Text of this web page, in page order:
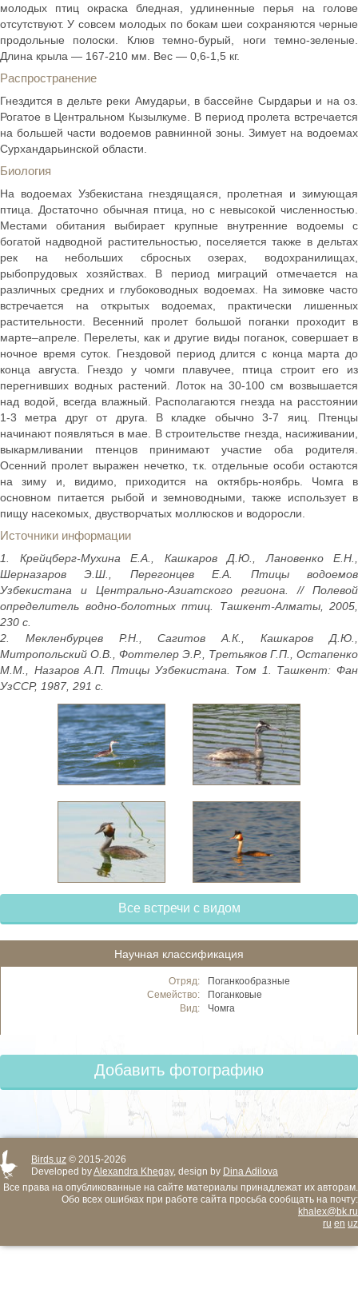
молодых птиц окраска бледная, удлиненные перья на голове
отсутствуют. У совсем молодых по бокам шеи сохраняются черные
продольные полоски. Клюв темно-бурый, ноги темно-зеленые.
Длина крыла — 167-210 мм. Вес — 0,6-1,5 кг.
Распространение
Гнездится в дельте реки Амударьи, в бассейне Сырдарьи и на оз.
Рогатое в Центральном Кызылкуме. В период пролета встречается
на большей части водоемов равнинной зоны. Зимует на водоемах
Сурхандарьинской области.
Биология
На водоемах Узбекистана гнездящаяся, пролетная и зимующая
птица. Достаточно обычная птица, но с невысокой численностью.
Местами обитания выбирает крупные внутренние водоемы с
богатой надводной растительностью, поселяется также в дельтах
рек на небольших сбросных озерах, водохранилищах,
рыбопрудовых хозяйствах. В период миграций отмечается на
различных средних и глубоководных водоемах. На зимовке часто
встречается на открытых водоемах, практически лишенных
растительности. Весенний пролет большой поганки проходит в
марте–апреле. Перелеты, как и другие виды поганок, совершает в
ночное время суток. Гнездовой период длится с конца марта до
конца августа. Гнездо у чомги плавучее, птица строит его из
перегнивших водных растений. Лоток на 30-100 см возвышается
над водой, всегда влажный. Располагаются гнезда на расстоянии
1-3 метра друг от друга. В кладке обычно 3-7 яиц. Птенцы
начинают появляться в мае. В строительстве гнезда, насиживании,
выкармливании птенцов принимают участие оба родителя.
Осенний пролет выражен нечетко, т.к. отдельные особи остаются
на зиму и, видимо, приходится на октябрь-ноябрь. Чомга в
основном питается рыбой и земноводными, также использует в
пищу насекомых, двустворчатых моллюсков и водоросли.
Источники информации
1. Крейцберг-Мухина Е.А., Кашкаров Д.Ю., Лановенко Е.Н.,
Шерназаров Э.Ш., Перегонцев Е.А. Птицы водоемов
Узбекистана и Центрально-Азиатского региона. // Полевой
определитель водно-болотных птиц. Ташкент-Алматы, 2005,
230 с.
2. Мекленбурцев Р.Н., Сагитов А.К., Кашкаров Д.Ю.,
Митропольский О.В., Фоттелер Э.Р., Третьяков Г.П., Остапенко
М.М., Назаров А.П. Птицы Узбекистана. Том 1. Ташкент: Фан
УзССР, 1987, 291 с.
Все встречи с видом
Научная классификация
Отряд:
Поганкообразные
Семейство:
Поганковые
Вид:
Чомга
Добавить фотографию
Birds.uz © 2015-2026
Developed byAlexandra Khegay, design by Dina Adilova
Все права на опубликованные на сайте материалы принадлежат их авторам.
Обо всех ошибках при работе сайта просьба сообщать на почту:
khalex@bk.ru
ru en uz